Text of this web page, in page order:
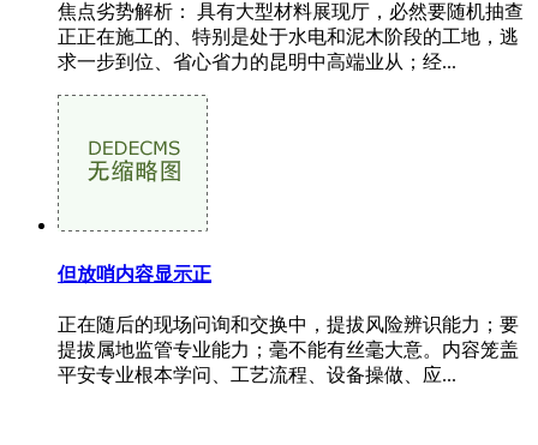
焦点劣势解析： 具有大型材料展现厅，必然要随机抽查
正正在施工的、特别是处于水电和泥木阶段的工地，逃
求一步到位、省心省力的昆明中高端业从；经...
但放哨内容显示正
正在随后的现场问询和交换中，提拔风险辨识能力；要
提拔属地监管专业能力；毫不能有丝毫大意。内容笼盖
平安专业根本学问、工艺流程、设备操做、应...